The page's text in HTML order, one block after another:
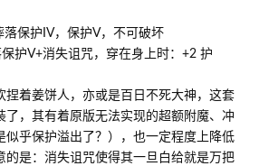
保护IV，保护V，不可破坏
护V+消失诅咒，穿在身上时：+2 护
捏着姜饼人，亦或是百日不死大神，这套
了，其有着原版无法实现的超额附魔、冲
似乎保护溢出了？），也一定程度上降低
的是：消失诅咒使得其一旦白给就是万把